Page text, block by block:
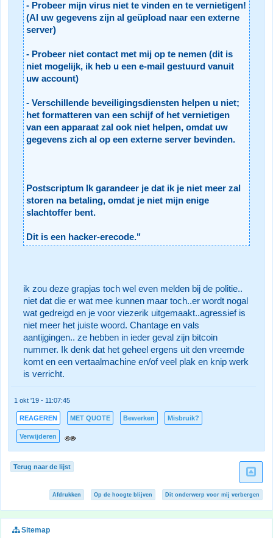
- Probeer mijn virus niet te vinden en te vernietigen!
(Al uw gegevens zijn al geüpload naar een externe
server)
- Probeer niet contact met mij op te nemen (dit is
niet mogelijk, ik heb u een e-mail gestuurd vanuit
uw account)
- Verschillende beveiligingsdiensten helpen u niet;
het formatteren van een schijf of het vernietigen
van een apparaat zal ook niet helpen, omdat uw
gegevens zich al op een externe server bevinden.
Postscriptum Ik garandeer je dat ik je niet meer zal
storen na betaling, omdat je niet mijn enige
slachtoffer bent.
Dit is een hacker-erecode."
ik zou deze grapjas toch wel even melden bij de politie..
niet dat die er wat mee kunnen maar toch..er wordt nogal
wat gedreigd en je voor viezerik uitgemaakt..agressief is
niet meer het juiste woord. Chantage en vals
aantijgingen.. ze hebben in ieder geval zijn bitcoin
nummer. Ik denk dat het geheel ergens uit den vreemde
komt en een vertaalmachine en/of veel plak en knip werk
is verricht.
1 okt '19 - 11:07:45
REAGEREN MET QUOTE Bewerken Misbruik?
Verwijderen
Terug naar de lijst
Afdrukken Op de hoogte blijven Dit onderwerp voor mij verbergen
Sitemap